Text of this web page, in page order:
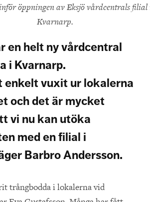
öppningen av Eksjö vårdcentrals
Kvarnarp.
en helt ny vårdcentral
i Kvarnarp.
enkelt vuxit ur lokalerna
och det är mycket
vi nu kan utöka
med en filial i
Barbro Andersson.
trångbodda i lokalerna vid